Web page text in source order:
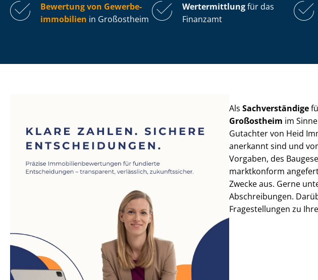
Bewertung von Ge­wer­be­
im­mo­bi­li­en in Großostheim
Wertermittlungfür das
Finanzamt
AlsSachverständige
Großostheim im
Gutachter von Heid
anerkannt sind und
Vorgaben, des
marktkonform
Zwecke aus. Gerne
Abschreibungen.
Fragestellungen zu